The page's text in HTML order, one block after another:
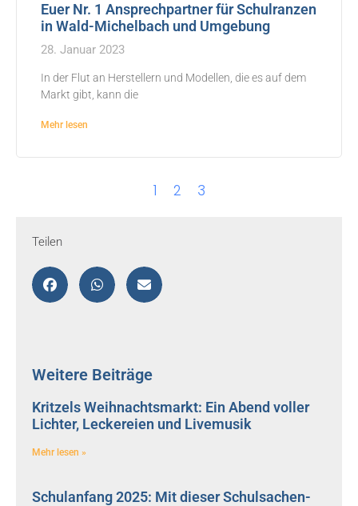
Euer Nr. 1 Ansprechpartner für Schulranzen
in Wald-Michelbach und Umgebung
28. Januar 2023
In der Flut an Herstellern und Modellen, die es auf dem
Markt gibt, kann die
Mehr lesen
1 2 3
Teilen
Weitere Beiträge
Kritzels Weihnachtsmarkt: Ein Abend voller
Lichter, Leckereien und Livemusik
Mehr lesen »
Schulanfang 2025: Mit dieser Schulsachen-